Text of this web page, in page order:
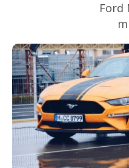
Ford